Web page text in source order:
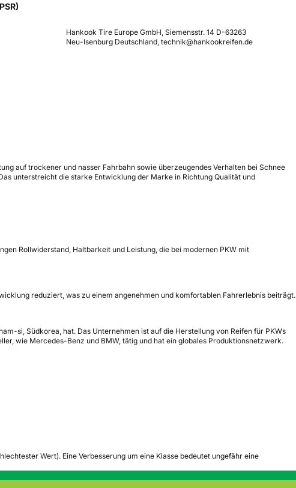
Hankook Tire Europe GmbH, Siemensstr. 14 D-63263
Neu-Isenburg Deutschland, technik@hankookreifen.de
auf trockener und nasser Fahrbahn sowie überzeugendes Verhalten bei Schnee
unterstreicht die starke Entwicklung der Marke in Richtung Qualität und
Rollwiderstand, Haltbarkeit und Leistung, die bei modernen PKW mit
reduziert, was zu einem angenehmen und komfortablen Fahrerlebnis beiträgt.
si, Südkorea, hat. Das Unternehmen ist auf die Herstellung von Reifen für PKWs
wie Mercedes-Benz und BMW, tätig und hat ein globales Produktionsnetzwerk.
Wert). Eine Verbesserung um eine Klasse bedeutet ungefähr eine